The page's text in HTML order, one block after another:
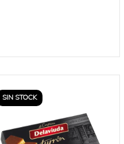
SIN STOCK